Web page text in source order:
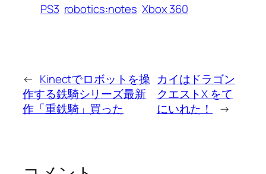
PS3 robotics:notes Xbox 360
← Kinectでロボットを操
作する鉄騎シリーズ最新
作「重鉄騎」買った
カイはドラゴン
クエストX をて
にいれた！
→